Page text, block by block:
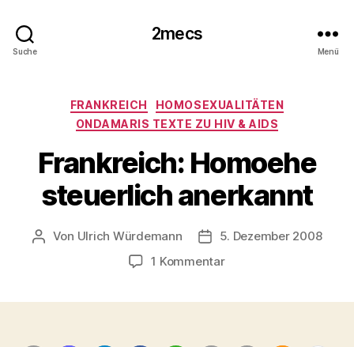
Suche
2mecs
Menü
Kategorien
FRANKREICH
HOMOSEXUALITÄTEN
ONDAMARIS TEXTE ZU HIV & AIDS
Frankreich: Homoehe
steuerlich anerkannt
Beitragsautor
Von Ulrich Würdemann Beitragsdatum
5. Dezember 2008
1 Kommentarzu